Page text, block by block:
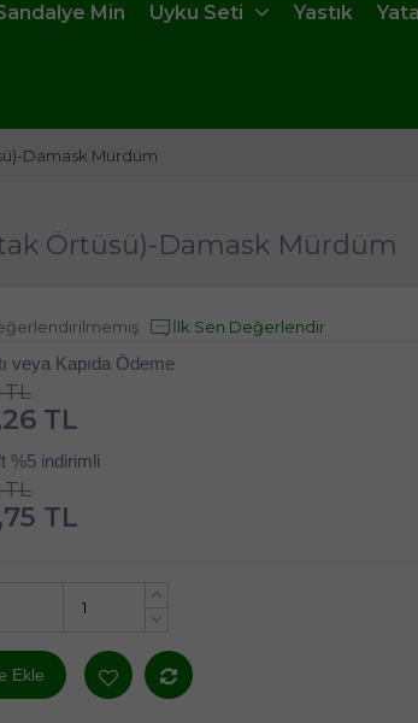
Min Uyku Seti Yastık
Damask Mürdüm
Örtüsü)-Damask Mürdüm
İlk Sen Değerlendir
veya Kapıda Ödeme
TL
TL
%5 indirimli
TL
TL
+
Ekle